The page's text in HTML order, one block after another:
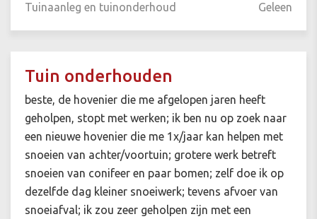
Tuinaanleg en tuinonderhoud Geleen
Tuin onderhouden
beste, de hovenier die me afgelopen jaren heeft
geholpen, stopt met werken; ik ben nu op zoek naar
een nieuwe hovenier die me 1x/jaar kan helpen met
snoeien van achter/voortuin; grotere werk betreft
snoeien van conifeer en paar bomen; zelf doe ik op
dezelfde dag kleiner snoeiwerk; tevens afvoer van
snoeiafval; ik zou zeer geholpen zijn met een